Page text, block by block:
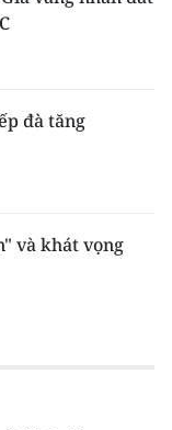
đà tăng
và khát vọng